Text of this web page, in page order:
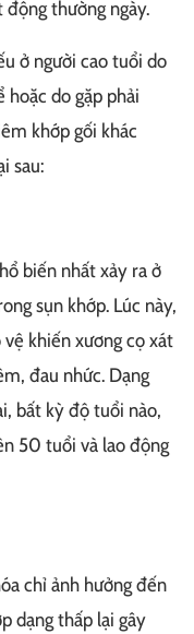
thường ngày.
ở người cao tuổi do
do gặp phải
khớp gối khác
sau:
biến nhất xảy ra ở
sụn khớp. Lúc này,
khiến xương cọ xát
đau nhức. Dạng
bất kỳ độ tuổi nào,
50 tuổi và lao động
chỉ ảnh hưởng đến
dạng thấp lại gây